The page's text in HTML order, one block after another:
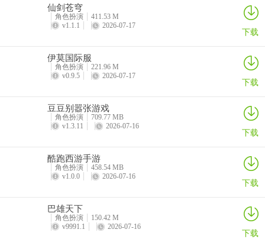
经常在故事中突然出现并帮助阿雅，自称推销员。收集了所有宝石后
在IF剧情中知道其真正目的。
6、金发少年
3个结局 ，其中一个为官方设定的真正结局。
在完成结局后，再重新多玩一遍游戏，将会看到爸爸及妈妈所写的日
记，以及妈妈写给爸爸的情信。
1、帮父亲，在最后选择救玛莉亚，出现真结局（继承父亲的事业）；
仙剑苍穹
角色扮演
411.53 M
v1.1.1
2026-07-17 下载
伊莫国际服
角色扮演
221.96 M
v0.9.5
2026-07-17 下载
豆豆别嚣张游戏
角色扮演
709.77 MB
v1.3.11
2026-07-16 下载
酷跑西游手游
角色扮演
458.54 MB
v1.0.0
2026-07-16 下载
巴雄天下
角色扮演
150.42 M
v9991.1
2026-07-16 下载